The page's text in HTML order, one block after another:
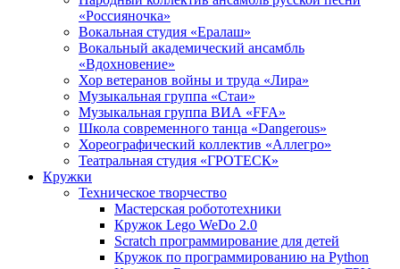
«Россияночка»
Вокальная студия «Ералаш»
Вокальный академический ансамбль
«Вдохновение»
Хор ветеранов войны и труда «Лира»
Музыкальная группа «Стаи»
Музыкальная группа ВИА «FFA»
Школа современного танца «Dangerous»
Хореографический коллектив «Аллегро»
Театральная студия «ГРОТЕСК»
Кружки
Техническое творчество
Мастерская робототехники
Кружок Lego WeDo 2.0
Scratch программирование для детей
Кружок по программированию на Python